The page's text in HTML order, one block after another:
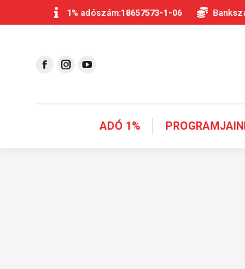
1% adószám:18657573-1-06
ADÓ 1%